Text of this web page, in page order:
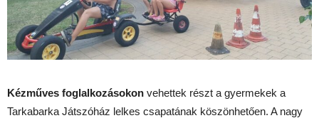
Kézműves foglalkozásokon vehettek részt a gyermekek a
Tarkabarka Játszóház lelkes csapatának köszönhetően. A nagy